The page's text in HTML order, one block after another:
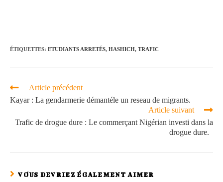
ÉTIQUETTES: ETUDIANTS ARRETÉS, HASHICH, TRAFIC
Article précédent
Kayar : La gendarmerie démantéle un reseau de migrants.
Article suivant
Trafic de drogue dure : Le commerçant Nigérian investi dans la
drogue dure.
VOUS DEVRIEZ ÉGALEMENT AIMER